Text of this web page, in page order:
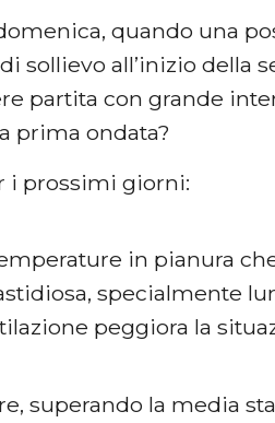
quando una
sollievo all’inizio della
partita con grande
prima ondata?
i prossimi giorni:
in pianura
specialmente
peggiora la
superando la media